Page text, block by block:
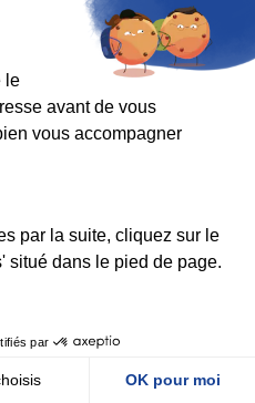
le
avant de vous
vous accompagner
par la suite, cliquez sur le
situé dans le pied de page.
par
OK pour moi